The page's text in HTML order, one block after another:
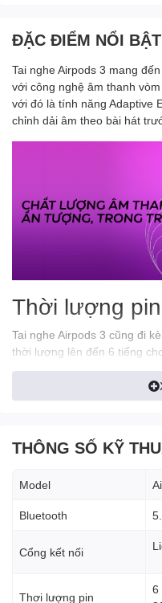
ĐẶC ĐIỂM NỔI BẬT
Tai nghe Airpods 3 mang
với công nghệ âm thanh
với đó là tính năng Adaptive
chỉnh dải âm theo bài hát
Thời lượng
Tai nghe Airpods 3 cũng đi
thời lượng lên đến 6 tiếng
tiếng khi sử dụng cùng case
tính năng sạc nhanh, và
5 phút sạc sẽ cho bạn
THÔNG SỐ KỸ
Model
Bluetooth
Cổng kết nối
Thơi lượng pin
6